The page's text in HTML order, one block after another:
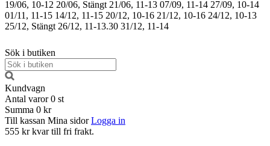
19/06, 10-12 20/06, Stängt 21/06, 11-13 07/09, 11-14 27/09, 10-14
01/11, 11-15 14/12, 11-15 20/12, 10-16 21/12, 10-16 24/12, 10-13
25/12, Stängt 26/12, 11-13.30 31/12, 11-14
Sök i butiken
Kundvagn
Antal varor 0 st
Summa 0 kr
Till kassan Mina sidor Logga in
555 kr kvar till fri frakt.